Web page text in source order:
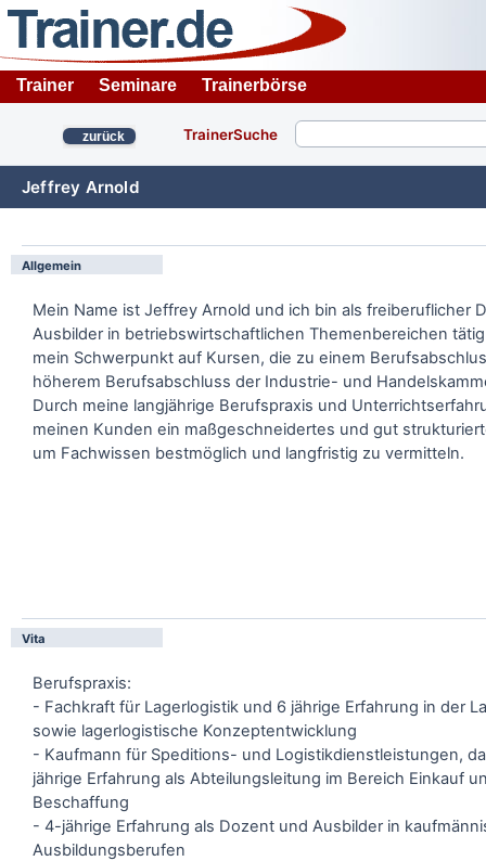
Trainer Seminare Trainerbörse
zurück TrainerSuche
Jeffrey Arnold
Allgemein
Mein Name ist Jeffrey Arnold und ich bin als freiberuflicher
Ausbilder in betriebswirtschaftlichen Themenbereichen
mein Schwerpunkt auf Kursen, die zu einem
höherem Berufsabschluss der Industrie- und
Durch meine langjährige Berufspraxis und
meinen Kunden ein maßgeschneidertes und gut
um Fachwissen bestmöglich und langfristig zu vermitteln.
Vita
Berufspraxis:
- Fachkraft für Lagerlogistik und 6 jährige Erfahrung in der
sowie lagerlogistische Konzeptentwicklung
- Kaufmann für Speditions- und Logistikdienstleistungen,
jährige Erfahrung als Abteilungsleitung im Bereich Einkauf
Beschaffung
- 4-jährige Erfahrung als Dozent und Ausbilder in
Ausbildungsberufen